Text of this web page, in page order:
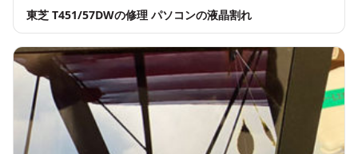
東芝 T451/57DWの修理 パソコンの液晶割れ